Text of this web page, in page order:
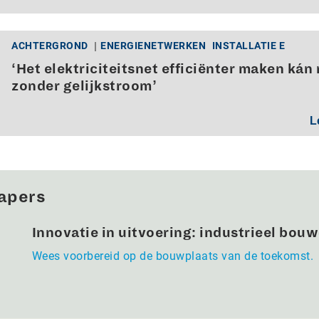
ACHTERGROND ENERGIENETWERKEN INSTALLATIE E
‘Het elektriciteitsnet efficiënter maken kán
zonder gelijkstroom’
Innovatie in uitvoering: industrieel
Wees voorbereid op de bouwplaats van de toekomst.